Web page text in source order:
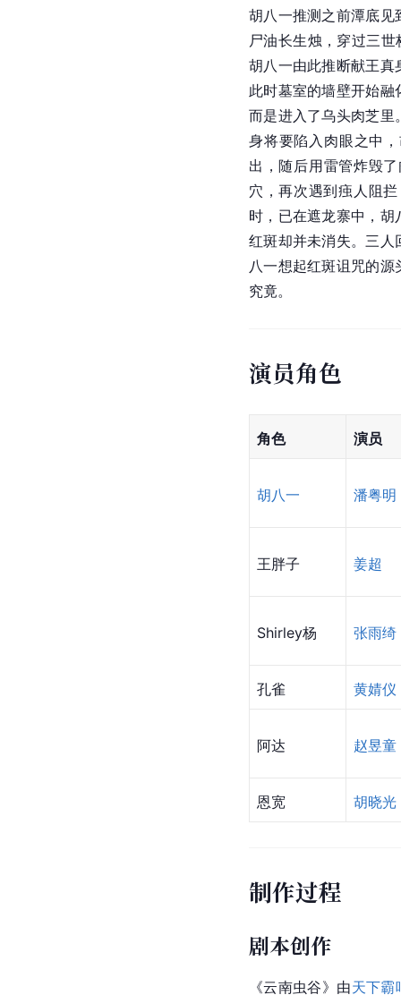
胡八一推测之前潭底见
尸油长生烛，穿过三
胡八一由此推断献王真
此时墓室的墙壁开始
而是进入了乌头肉芝里
身将要陷入肉眼之中
出，随后用雷管炸毁
穴，再次遇到痋人阻
时，已在遮龙寨中，
红斑却并未消失。三
八一想起红斑诅咒的源
究竟。
演员角色
角色 演员
胡八一 潘粤明
王胖子 姜超
Shirley杨 张雨绮
孔雀 黄婧仪
阿达 赵昱童
恩宽 胡晓光
制作过程
剧本创作
《云南虫谷》由天下霸